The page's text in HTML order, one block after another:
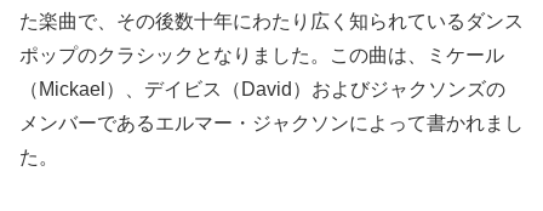
た楽曲で、その後数十年にわたり広く知られているダンス
ポップのクラシックとなりました。この曲は、ミケール
（Mickael）、デイビス（David）およびジャクソンズの
メンバーであるエルマー・ジャクソンによって書かれまし
た。